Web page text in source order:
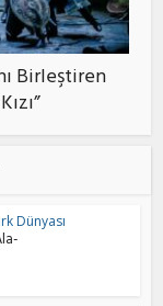
Birleştiren
Dünyası